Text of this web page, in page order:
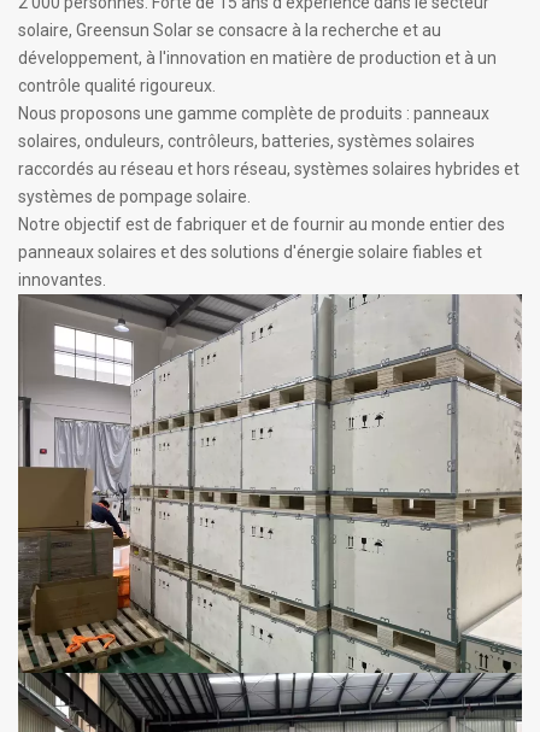
solaire, Greensun Solar se consacre à la recherche et au
développement, à l'innovation en matière de production et à un
contrôle qualité rigoureux.
Nous proposons une gamme complète de produits : panneaux
solaires, onduleurs, contrôleurs, batteries, systèmes solaires
raccordés au réseau et hors réseau, systèmes solaires hybrides et
systèmes de pompage solaire.
Notre objectif est de fabriquer et de fournir au monde entier des
panneaux solaires et des solutions d'énergie solaire fiables et
innovantes.